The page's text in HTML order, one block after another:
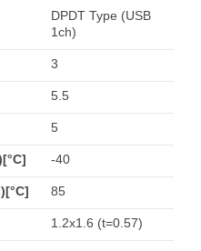
DPDT Type (USB
1ch)
3
5.5
5
-40
85
1.2x1.6 (t=0.57)